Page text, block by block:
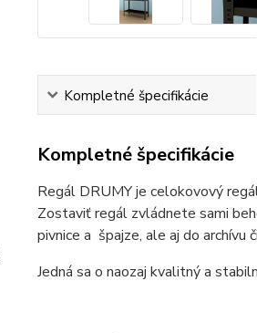
Kompletné špecifikácie
Kompletné špecifikácie
Regál DRUMY je celokovový
Zostaviť regál zvládnete sami
pivnice a špajze, ale aj do archívu
Jedná sa o naozaj kvalitný a